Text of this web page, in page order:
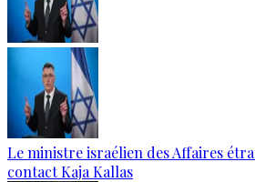
Le ministre israélien des Affaires
contact Kaja Kallas